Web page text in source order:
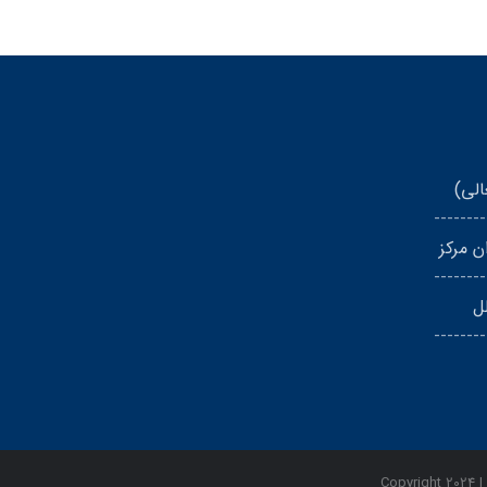
مرکز